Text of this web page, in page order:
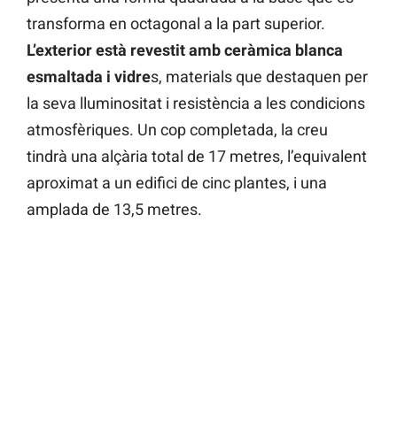
transforma en octagonal a la part superior.
L’exterior està revestit amb ceràmica blanca
esmaltada i vidres, materials que destaquen per
la seva lluminositat i resistència a les condicions
atmosfèriques. Un cop completada, la creu
tindrà una alçària total de 17 metres, l’equivalent
aproximat a un edifici de cinc plantes, i una
amplada de 13,5 metres.